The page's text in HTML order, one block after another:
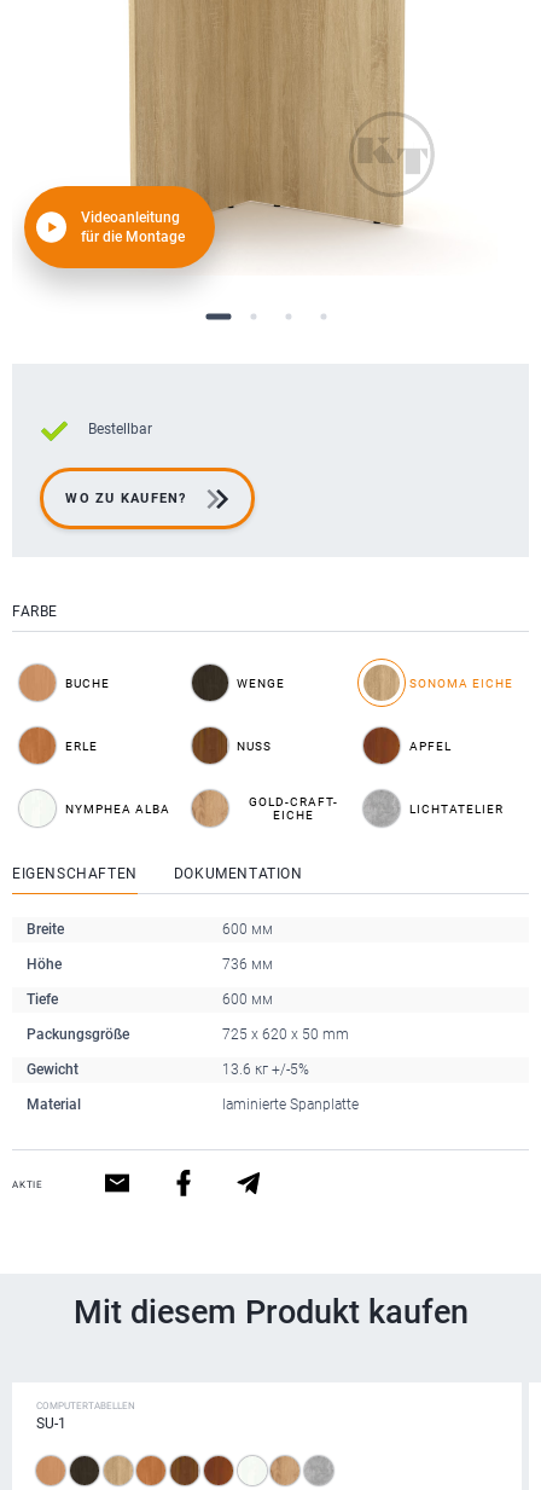
Videoanleitung
für die Montage
Bestellbar
WO ZU KAUFEN?
FARBE
BUCHE WENGE SONOMA EICHE
ERLE NUSS APFEL
NYMPHEA ALBA
GOLD-CRAFT-
EICHE
LICHTATELIER
EIGENSCHAFTEN DOKUMENTATION
Breite 600 мм
Höhe 736 мм
Tiefe 600 мм
Packungsgröße 725 x 620 x 50 mm
Gewicht 13.6 кг +/-5%
Material laminierte Spanplatte
AKTIE
Mit diesem Produkt kaufen
COMPUTERTABELLEN
SU-1